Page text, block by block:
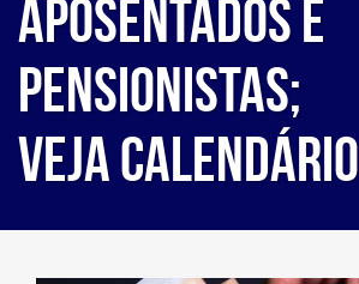
aposentados e
pensionistas;
veja calendário